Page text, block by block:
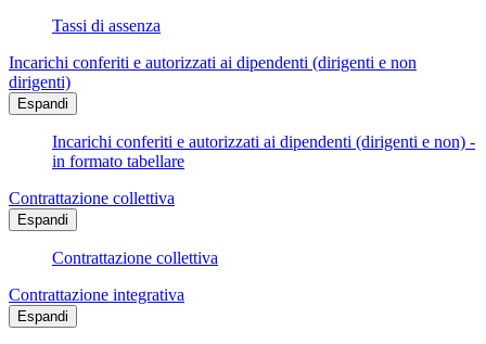
Tassi di assenza
Incarichi conferiti e autorizzati ai dipendenti (dirigenti e non
dirigenti)
Espandi
Incarichi conferiti e autorizzati ai dipendenti (dirigenti e non) -
in formato tabellare
Contrattazione collettiva
Espandi
Contrattazione collettiva
Contrattazione integrativa
Espandi